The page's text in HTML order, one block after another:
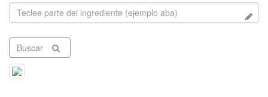
Buscar